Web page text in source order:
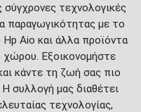
τεχνολογικές
παραγωγικότητας με το
Aio και άλλα προϊόντα
Εξοικονομήστε
κάντε τη ζωή σας πιο
συλλογή μας διαθέτει
τεχνολογίας,